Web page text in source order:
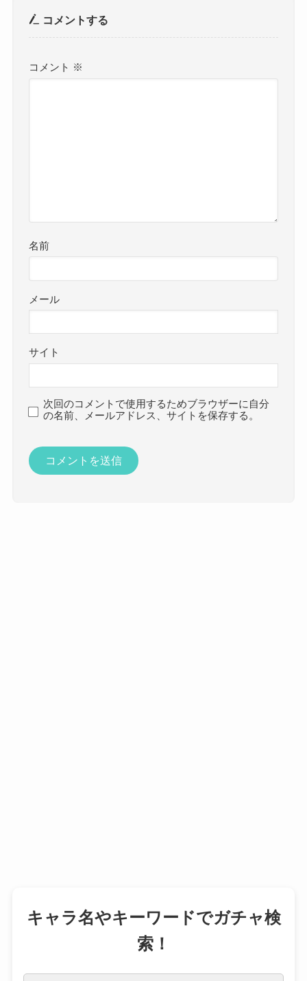
コメントする
コメント ※
名前
メール
サイト
次回のコメントで使用するためブラウザーに自分
の名前、メールアドレス、サイトを保存する。
キャラ名やキーワードでガチャ検
索！